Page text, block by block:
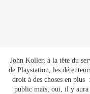
John Koller, à la tête du
de Playstation, les
droit à des choses en plus
public mais, oui, il y aura